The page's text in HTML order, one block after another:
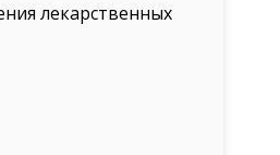
лекарственных